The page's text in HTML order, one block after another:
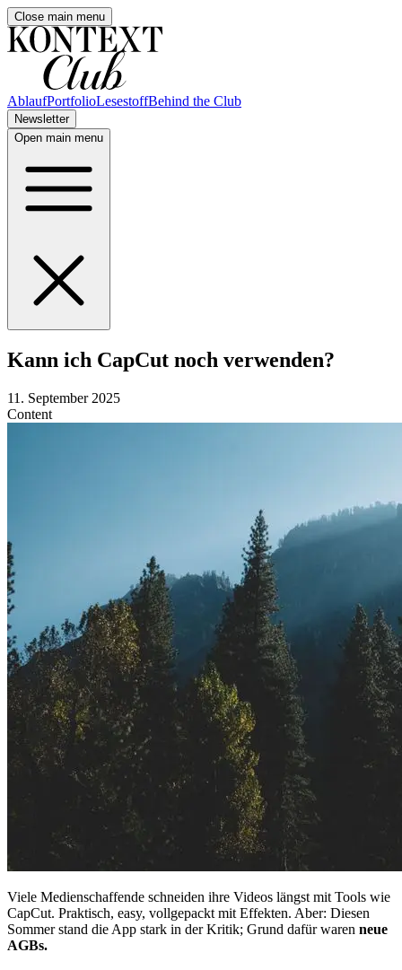
Close main menu
AblaufPortfolioLesestoffBehind the Club
Newsletter
Open main menu
Kann ich CapCut noch verwenden?
11. September 2025
Content
Viele Medienschaffende schneiden ihre Videos längst mit Tools wie
CapCut. Praktisch, easy, vollgepackt mit Effekten. Aber: Diesen
Sommer stand die App stark in der Kritik; Grund dafür waren neue
AGBs.